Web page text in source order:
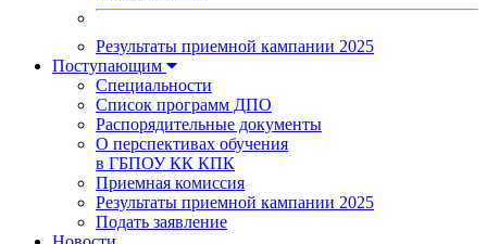
Результаты приемной кампании 2025
Поступающим
Специальности
Список программ ДПО
Распорядительные документы
О перспективах обучения
в ГБПОУ КК КПК
Приемная комиссия
Результаты приемной кампании 2025
Подать заявление